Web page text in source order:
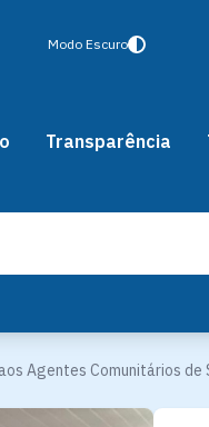
Modo Escuro
Transparência
Agentes Comunitários de